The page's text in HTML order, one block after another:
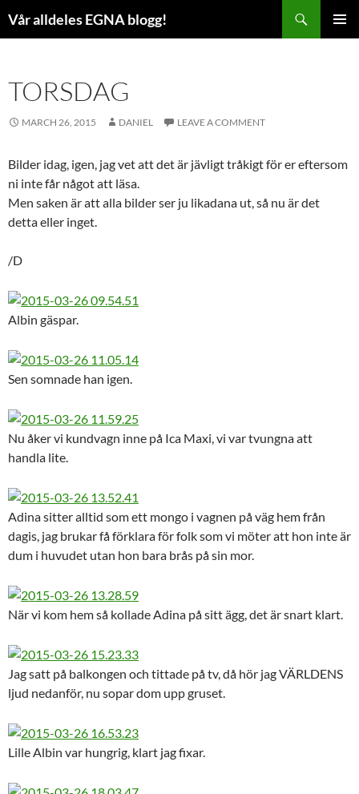
toVår alldeles EGNA blogg!
TORSDAG
MARCH 26, 2015 DANIEL LEAVE A COMMENT
Bilder idag, igen, jag vet att det är jävligt tråkigt för er eftersom
ni inte får något att läsa.
Men saken är att alla bilder ser ju likadana ut, så nu är det
detta eller inget.
/D
Albin gäspar.
Sen somnade han igen.
Nu åker vi kundvagn inne på Ica Maxi, vi var tvungna att
handla lite.
Adina sitter alltid som ett mongo i vagnen på väg hem från
dagis, jag brukar få förklara för folk som vi möter att hon inte är
dum i huvudet utan hon bara brås på sin mor.
När vi kom hem så kollade Adina på sitt ägg, det är snart klart.
Jag satt på balkongen och tittade på tv, då hör jag VÄRLDENS
ljud nedanför, nu sopar dom upp gruset.
Lille Albin var hungrig, klart jag fixar.